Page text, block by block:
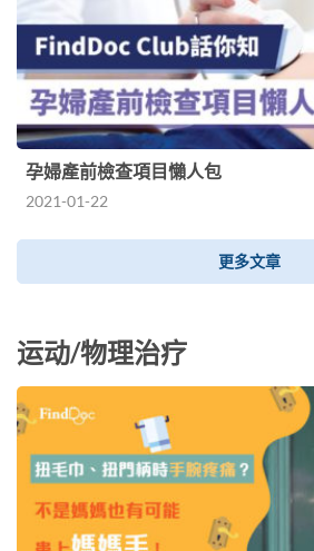
孕婦產前檢查項目懶人包
2021-01-22
更多文章
运动/物理治疗